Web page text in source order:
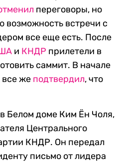
переговоры, но
возможность встречи с
все еще есть. После
и КНДР прилетели в
саммит. В начале
же подтвердил, что
в Белом доме Ким Ён Чоля,
Центрального
КНДР. Он передал
письмо от лидера